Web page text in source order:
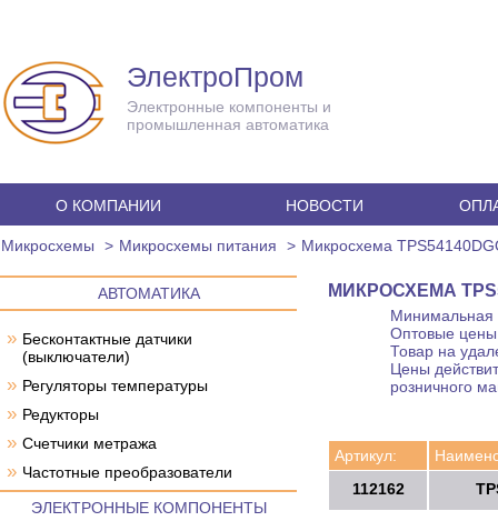
ЭлектроПром
Электронные компоненты и
промышленная автоматика
О КОМПАНИИ НОВОСТИ
Микросхемы Микросхемы питания Микросхема
АВТОМАТИКА
» Бесконтактные датчики
(выключатели)
» Регуляторы температуры
» Редукторы
» Счетчики метража
» Частотные преобразователи
ЭЛЕКТРОННЫЕ КОМПОНЕНТЫ
МИКРОСХЕМА
Минимальная
Оптовые цены
Товар на
Цены
розничного
Артикул:
112162